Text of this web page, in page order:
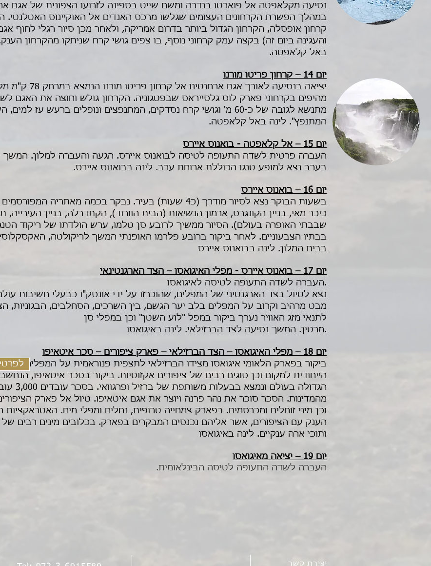
נסיעה מקלאפטה אל פוארטו בנדרה ומשם שייט בספינה לזרועו הצפונית של אגם
במהלך הפשרת הקרחונים העצומים שגלשו מרכס האנדים אל האוקיינוס האטלנטי.
קרחון אופסלה, הקרחון הגדול ביותר בדרום אמריקה, ולאחר מכן סיור רגלי לחוף
והעגינה ביום זה) בקצה עמק קרחוני נוסף, בו צפים גושי קרח שניתקו מהקרחון
באל קלאפטה.
יום 14 – קרחון פריטו מורנו
יציאה בנסיעה לאורך
מהיפים בקרחוני פארק לוס גלסייראס שבפטגוניה. הקרחון גולש וחוצה את האגם
מתנשא לגובה של כ-60 מ' וגושי קרח נסדקים, המתנפצים ונופלים ברעש עז
המתנפץ". לינה באל קלאפטה.
יום 15 – אל קלאפטה - בואנוס איירס
העברה פרטית לשדה התעופה לטיסה לבואנוס איירס. הגעה והעברה למלון. המשך
בערב נצא למופע טנגו הכוללת ארוחת ערב. לינה בבואנוס איירס.
יום 16 – בואנוס איירס
בשעות הבוקר נצא לסיור מודרך (כ4 שעות) בעיר. נבקר בכמה
כיכר מאי, בניין הקונגרס, ארמון הנשיאות (הבית הוורוד), הקתדרלה, בניין העירייה,
שבבתי האופרה בעולם). הסיור ממשיך לרובע סן טלמו, ערש הולדתו של ריקוד
בבתיו הצבעוניים. לאחר ביקור ברובע פלרמו האופנתי המשך לריקולטה,
בבית המלון. לינה בבואנוס איירס
יום 17 – בואנוס איירס - מפלי האיגואסו – הצד הארגנטינאי
העברה לשדה התעופה לטיסה לאיגואסו.
נצא לטיול בצד הארגנטיני של המפלים, שהוכרזו על ידי אונסק"ו כבעלי חשיבות
מבט מרהיב וקרוב על המפלים בלב יער הגשם, בין השרכים, הסחלבים, הבגוניות,
לתנאי מזג האוויר נערך ביקור במפל "לוע השטן" וכן במפלי סן
מרטין. המשך נסיעה לצד הברזילאי. לינה באיגואסו.
יום 18 – מפלי האיגואסו – הצד הברזילאי – פארק ציפורים – סכר איטאיפו
ביקור בפארק הלאומי איגואסו מצידו הברזילאי לתצפית פנוראמית על המפלים.
הייחודית למקום וכן סוגים רבים של ציפורים אקזוטיות. ביקור בסכר איטאיפו,
מהמדינות. הסכר סוכר את נהר פרנה ויוצר את אגם איטאיפו. טיול אל פארק
וכן מיני זוחלים ומכרסמים. בפארק צמחייה טרופית, נחלים ומפלי מים. האטראקציות
הענק עם הציפורים, אשר אליהם נכנסים המבקרים בפארק. בכלובים מינים רבים של
ותוכי ארה ענקיים. לינה באיגואסו
יום 19 – יציאה מאיגואסו
העברה לשדה התעופה לטיסה הבינלאומית.
יצירת קשר